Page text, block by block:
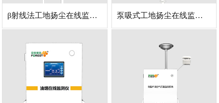
β射线法工地扬尘在线监测仪 泵吸式工地扬尘在线监测仪